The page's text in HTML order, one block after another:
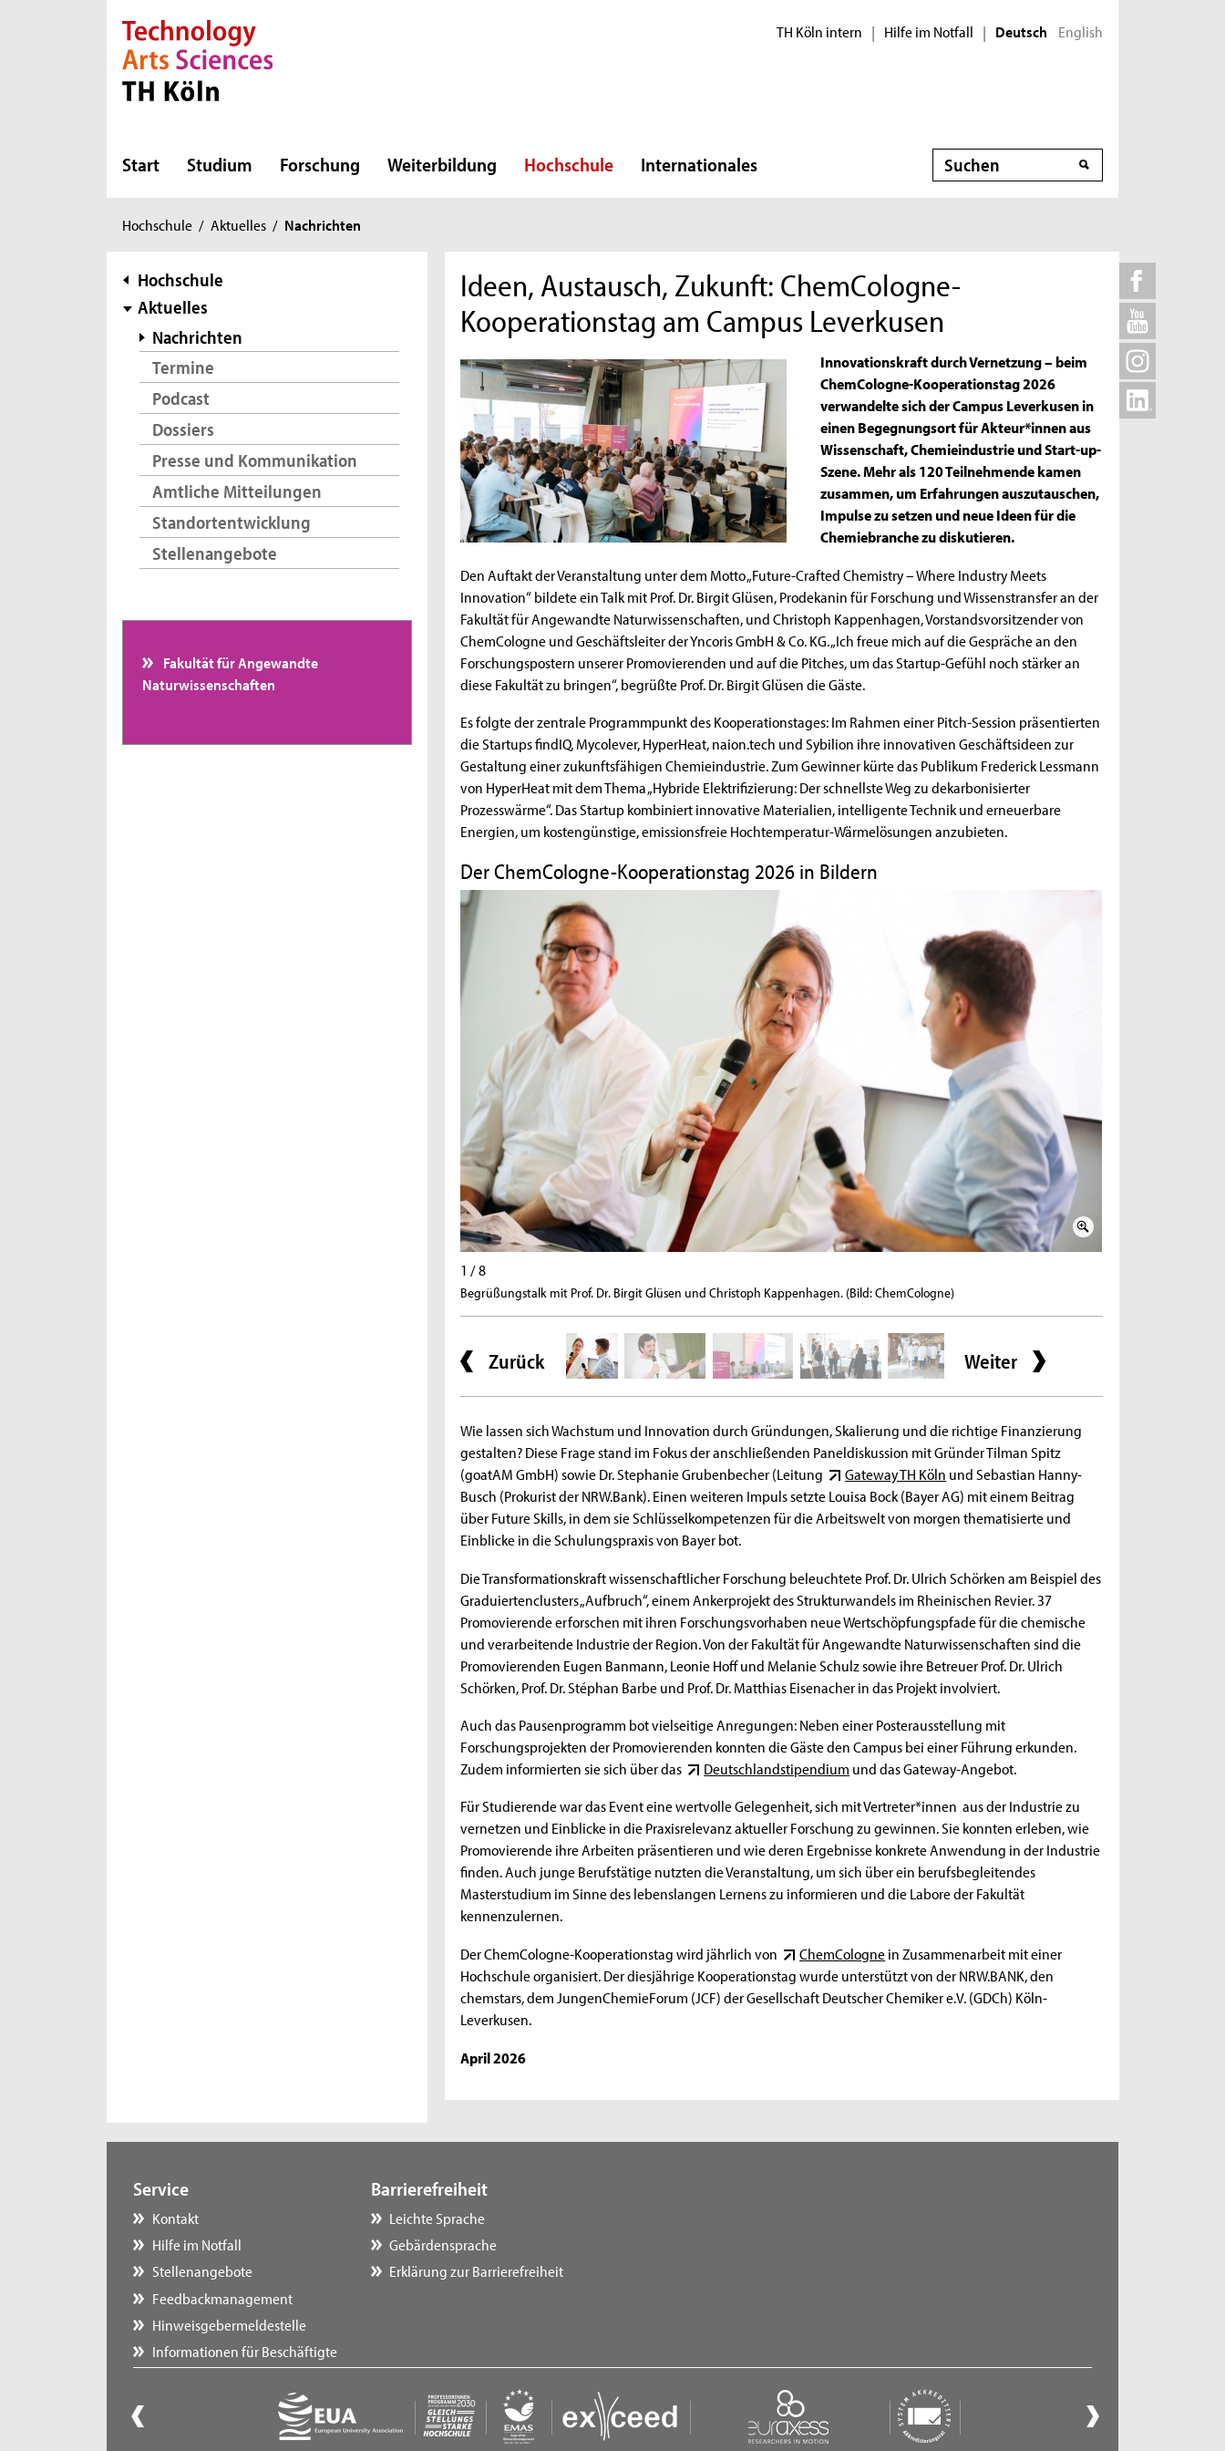
Direkt zur Hauptnavigation
Direkt zur Subnavigation
Direkt zum Inhalt
Direkt zum Fußbereich TH Köln intern | Hilfe im Notfall | Deutsch English
Start Studium Forschung Weiterbildung Hochschule Internationales Suche
Sie
hier:
Hochschule / Aktuelles / Nachrichten
Subnavigation
Hochschule
Aktuelles
Nachrichten
Termine
Podcast
Dossiers
Presse und Kommunikation
Amtliche Mitteilungen
Standortentwicklung
Stellenangebote
Fakultät für Angewandte
Naturwissenschaften
Ideen, Austausch, Zukunft: ChemCologne-
Kooperationstag am Campus Leverkusen
Innovationskraft durch Vernetzung – beim
ChemCologne-Kooperationstag 2026
verwandelte sich der Campus Leverkusen in
einen Begegnungsort für Akteur*innen aus
Wissenschaft, Chemieindustrie und Start-up-
Szene. Mehr als 120 Teilnehmende kamen
zusammen, um Erfahrungen auszutauschen,
Impulse zu setzen und neue Ideen für die
Chemiebranche zu diskutieren.
Den Auftakt der Veranstaltung unter dem Motto „Future-Crafted Chemistry – Where Industry Meets
Innovation“ bildete ein Talk mit Prof. Dr. Birgit Glüsen, Prodekanin für Forschung und Wissenstransfer an der
Fakultät für Angewandte Naturwissenschaften, und Christoph Kappenhagen, Vorstandsvorsitzender von
ChemCologne und Geschäftsleiter der Yncoris GmbH & Co. KG. „Ich freue mich auf die Gespräche an den
Forschungspostern unserer Promovierenden und auf die Pitches, um das Startup-Gefühl noch stärker an
diese Fakultät zu bringen“, begrüßte Prof. Dr. Birgit Glüsen die Gäste.
Es folgte der zentrale Programmpunkt des Kooperationstages: Im Rahmen einer Pitch-Session präsentierten
die Startups findIQ, Mycolever, HyperHeat, naion.tech und Sybilion ihre innovativen Geschäftsideen zur
Gestaltung einer zukunftsfähigen Chemieindustrie. Zum Gewinner kürte das Publikum Frederick Lessmann
von HyperHeat mit dem Thema „Hybride Elektrifizierung: Der schnellste Weg zu dekarbonisierter
Prozesswärme“. Das Startup kombiniert innovative Materialien, intelligente Technik und erneuerbare
Energien, um kostengünstige, emissionsfreie Hochtemperatur-Wärmelösungen anzubieten.
Der ChemCologne-Kooperationstag 2026 in Bildern
1 / 8
Begrüßungstalk mit Prof. Dr. Birgit Glüsen und Christoph Kappenhagen. (Bild: ChemCologne)
Zurück Weiter
Wie lassen sich Wachstum und Innovation durch Gründungen, Skalierung und die richtige Finanzierung
gestalten? Diese Frage stand im Fokus der anschließenden Paneldiskussion mit Gründer Tilman Spitz
(goatAM GmbH) sowie Dr. Stephanie Grubenbecher (Leitung
Gateway TH Köln und Sebastian Hanny-
Busch (Prokurist der NRW.Bank). Einen weiteren Impuls setzte Louisa Bock (Bayer AG) mit einem Beitrag
über Future Skills, in dem sie Schlüsselkompetenzen für die Arbeitswelt von morgen thematisierte und
Einblicke in die Schulungspraxis von Bayer bot.
Die Transformationskraft wissenschaftlicher Forschung beleuchtete Prof. Dr. Ulrich Schörken am Beispiel des
Graduiertenclusters „Aufbruch“, einem Ankerprojekt des Strukturwandels im Rheinischen Revier. 37
Promovierende erforschen mit ihren Forschungsvorhaben neue Wertschöpfungspfade für die chemische
und verarbeitende Industrie der Region. Von der Fakultät für Angewandte Naturwissenschaften sind die
Promovierenden Eugen Banmann, Leonie Hoff und Melanie Schulz sowie ihre Betreuer Prof. Dr. Ulrich
Schörken, Prof. Dr. Stéphan Barbe und Prof. Dr. Matthias Eisenacher in das Projekt involviert.
Auch das Pausenprogramm bot vielseitige Anregungen: Neben einer Posterausstellung mit
Forschungsprojekten der Promovierenden konnten die Gäste den Campus bei einer Führung erkunden.
Zudem informierten sie sich über das
Deutschlandstipendium und das Gateway-Angebot.
Für Studierende war das Event eine wertvolle Gelegenheit, sich mit Vertreter*innen aus der Industrie zu
vernetzen und Einblicke in die Praxisrelevanz aktueller Forschung zu gewinnen. Sie konnten erleben, wie
Promovierende ihre Arbeiten präsentieren und wie deren Ergebnisse konkrete Anwendung in der Industrie
finden. Auch junge Berufstätige nutzten die Veranstaltung, um sich über ein berufsbegleitendes
Masterstudium im Sinne des lebenslangen Lernens zu informieren und die Labore der Fakultät
kennenzulernen.
Der ChemCologne-Kooperationstag wird jährlich von
ChemColognein Zusammenarbeit mit einer
Hochschule organisiert. Der diesjährige Kooperationstag wurde unterstützt von der NRW.BANK, den
chemstars, dem JungenChemieForum (JCF) der Gesellschaft Deutscher Chemiker e.V. (GDCh) Köln-
Leverkusen.
April 2026
Service
Kontakt
Hilfe im Notfall
Stellenangebote
Feedbackmanagement
Hinweisgebermeldestelle
Informationen für Beschäftigte
Barrierefreiheit
Leichte Sprache
Gebärdensprache
Erklärung zur Barrierefreiheit